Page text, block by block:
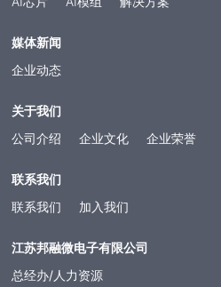
年，由全球首个基于DSP的指纹算法
局内重点集成电路设计企业、浙江省
算法为灵魂、智能化为方向”的研发
息安全领域十八载，坚持自主创新
项，涵盖发明专利105项、集成电路
特征识别 指纹处理芯片技术要求》
位，其产品更是通过了国家密码管理
WBF认证，构建了金融级的产品安
全保障。芯领数智浪潮，赋能零售
为主营业务的高科技集成电路研发企
识别专用SoC芯片领域的领军企业。
著作权，这些创新成果奠定了其在
技术奖二等奖”、“中国电子学会科学
创新贡献奖・重大贡献奖”等重磅行
精特新中小企业”等多项权威资质。
EAL4 + 高级别安全芯片认证，核心
微软 WBF、美国 FBI 等全球主流机
智能指纹锁、移动支付、安防监控、
媒体新闻
企业动态
关于我们
公司介绍
企业文化 企业荣誉
联系我们
联系我们
加入我们
江苏邦融微电子有限公司
总经办/人力资源